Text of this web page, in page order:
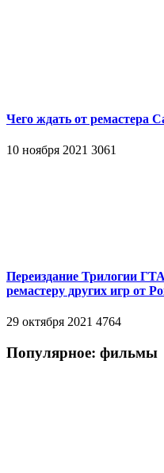
Чего ждать от ремастера
10 ноября 2021 3061
Переиздание Трилогии
ремастеру других игр от
29 октября 2021 4764
Популярное: фильмы